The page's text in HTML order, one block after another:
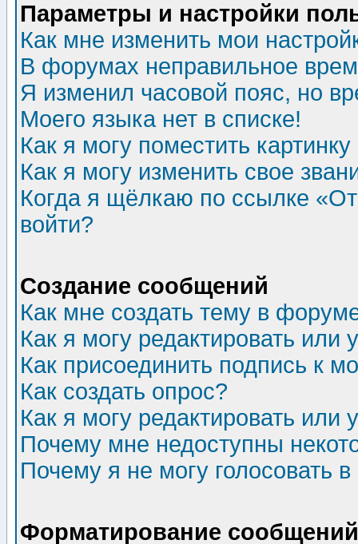
Параметры и настройки
Как мне изменить мои
В форумах неправильное
Я изменил часовой пояс, но
Моего языка нет в списке!
Как я могу поместить
Как я могу изменить свое
Когда я щёлкаю по ссылке
войти?
Создание сообщений
Как мне создать тему в
Как я могу редактировать или
Как присоединить подпись к
Как создать опрос?
Как я могу редактировать или
Почему мне недоступны
Почему я не могу голосовать
Форматирование